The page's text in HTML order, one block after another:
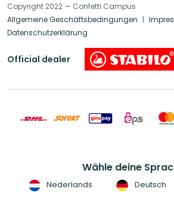
Copyright 2022 — Confetti Campus
Allgemeine Geschäftsbedingungen
Datenschutzerklärung
Official dealer
Wähle deine
Nederlands Deutsch